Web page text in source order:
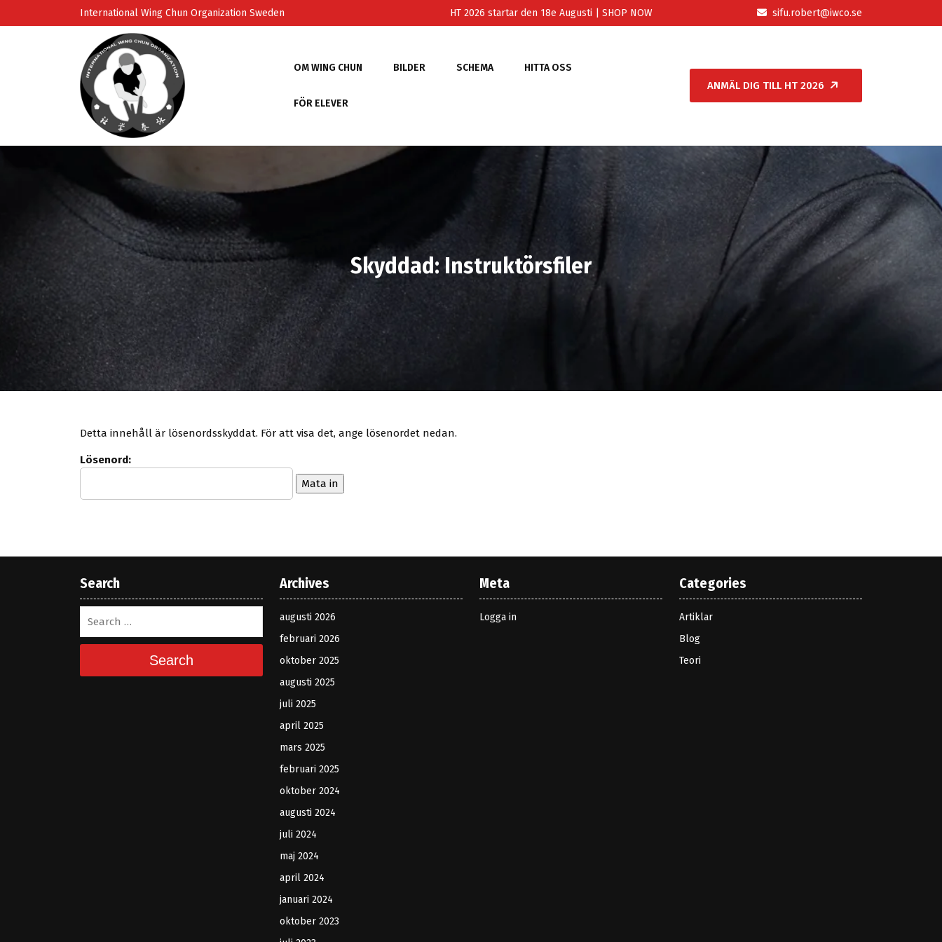
International Wing Chun Organization Sweden HT 2026 startar den 18e Augusti | SHOP NOW sifu.robert@iwco.se
OM WING CHUN BILDER SCHEMA HITTA OSS
FÖR ELEVER
ANMÄL DIG TILL HT 2026
Skyddad: Instruktörsfiler
Detta innehåll är lösenordsskyddat. För att visa det, ange lösenordet nedan.
Lösenord:
Search
Search
Archives
augusti 2026
februari 2026
oktober 2025
augusti 2025
juli 2025
april 2025
mars 2025
februari 2025
oktober 2024
augusti 2024
juli 2024
maj 2024
april 2024
januari 2024
oktober 2023
Meta
Logga in
Categories
Artiklar
Blog
Teori